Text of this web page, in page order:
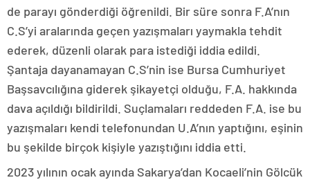
de parayı gönderdiği öğrenildi. Bir süre sonra F.A’nın
C.S’yi aralarında geçen yazışmaları yaymakla tehdit
ederek, düzenli olarak para istediği iddia edildi.
Şantaja dayanamayan C.S’nin ise Bursa Cumhuriyet
Başsavcılığına giderek şikayetçi olduğu, F.A. hakkında
dava açıldığı bildirildi. Suçlamaları reddeden F.A. ise bu
yazışmaları kendi telefonundan U.A’nın yaptığını, eşinin
bu şekilde birçok kişiyle yazıştığını iddia etti.
2023 yılının ocak ayında Sakarya’dan Kocaeli’nin Gölcük